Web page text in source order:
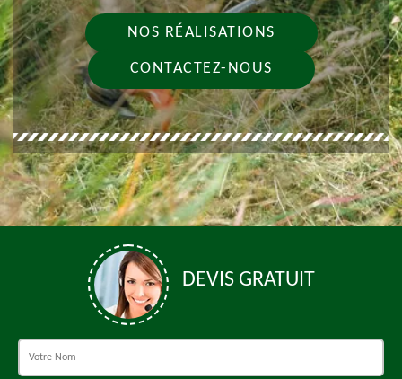
NOS RÉALISATIONS
CONTACTEZ-NOUS
DEVIS GRATUIT